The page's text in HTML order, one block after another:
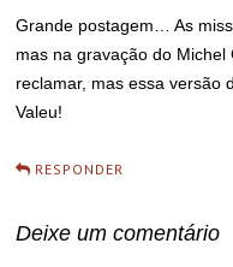
Grande postagem… As
mas na gravação do
reclamar, mas essa versão
Valeu!
RESPONDER
Deixe um comentário